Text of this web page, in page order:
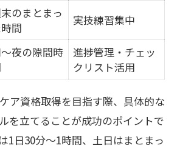
のまとまっ
間
実技練習集中
夜の隙間時
進捗管理・チェッ
クリスト活用
ア資格取得を目指す際、具体的な
を立てることが成功のポイントで
1日30分〜1時間、土日はまとまっ